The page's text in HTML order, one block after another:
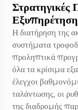
Στρατηγικές
Η διατήρηση της
συστήματα
προληπτικά
όλα τα κρίσιμα
έλεγχοι
ταλάντωσης, οι
της διαδρομής